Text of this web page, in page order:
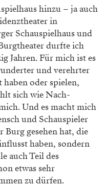
hinzu – ja auch
in
Schauspielhaus und
durfte ich
Jahren. Für mich ist es
und verehrter
oder spielen,
sich wie Nach-
Und es macht mich
und Schauspieler
gesehen hat, die
haben, sondern
auch Teil des
etwas sehr
zu dürfen.